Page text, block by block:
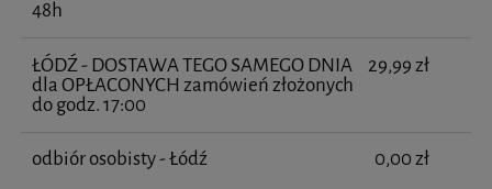
48h
ŁÓDŹ - DOSTAWA TEGO SAMEGO DNIA
dla OPŁACONYCH zamówień złożonych
do godz. 17:00
29,99 zł
odbiór osobisty - Łódź 0,00 zł